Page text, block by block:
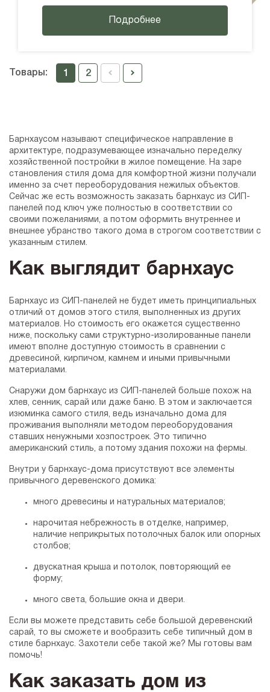
Подробнее
Товары: 1 2
Барнхаусом называют специфическое направление в
архитектуре, подразумевающее изначально переделку
хозяйственной постройки в жилое помещение. На заре
становления стиля дома для комфортной жизни получали
именно за счет переоборудования нежилых объектов.
Сейчас же есть возможность заказать барнхаус из СИП-
панелей под ключ уже полностью в соответствии со
своими пожеланиями, а потом оформить внутреннее и
внешнее убранство такого дома в строгом соответствии с
указанным стилем.
Как выглядит барнхаус
Барнхаус из СИП-панелей не будет иметь принципиальных
отличий от домов этого стиля, выполненных из других
материалов. Но стоимость его окажется существенно
ниже, поскольку сами структурно-изолированные панели
имеют вполне доступную стоимость в сравнении с
древесиной, кирпичом, камнем и иными привычными
материалами.
Снаружи дом барнхаус из СИП-панелей больше похож на
хлев, сенник, сарай или даже баню. В этом и заключается
изюминка самого стиля, ведь изначально дома для
проживания выполняли методом переоборудования
ставших ненужными хозпостроек. Это типично
американский стиль, а потому здания похожи на фермы.
Внутри у барнхаус-дома присутствуют все элементы
привычного деревенского домика:
много древесины и натуральных материалов;
нарочитая небрежность в отделке, например,
наличие неприкрытых потолочных балок или опорных
столбов;
двускатная крыша и потолок, повторяющий ее
форму;
много света, большие окна и двери.
Если вы можете представить себе большой деревенский
сарай, то вы сможете и вообразить себе типичный дом в
стиле барнхаус. Захотели себе такой же? Мы готовы вам
помочь!
Как заказать дом из